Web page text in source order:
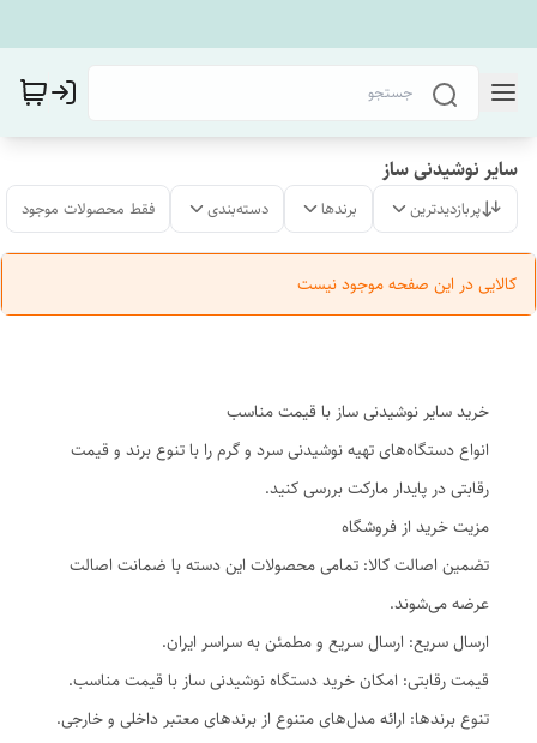
سایر نوشیدنی ساز
پربازدیدترین برندها دسته‌بندی فقط محصولات موجود
کالایی در این صفحه موجود نیست
خرید سایر نوشیدنی ساز با قیمت مناسب
انواع دستگاه‌های تهیه نوشیدنی سرد و گرم را با تنوع برند و قیمت
رقابتی در پایدار مارکت بررسی کنید.
مزیت خرید از فروشگاه
تضمین اصالت کالا: تمامی محصولات این دسته با ضمانت اصالت
عرضه می‌شوند.
ارسال سریع: ارسال سریع و مطمئن به سراسر ایران.
قیمت رقابتی: امکان خرید دستگاه نوشیدنی ساز با قیمت مناسب.
تنوع برندها: ارائه مدل‌های متنوع از برندهای معتبر داخلی و خارجی.